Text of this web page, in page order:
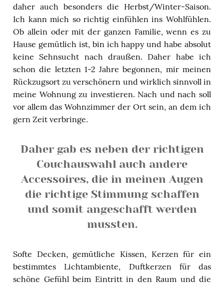
daher auch besonders die Herbst/Winter-Saison.
Ich kann mich so richtig einfühlen ins Wohlfühlen.
Ob allein oder mit der ganzen Familie, wenn es zu
Hause gemütlich ist, bin ich happy und habe absolut
keine Sehnsucht nach draußen. Daher habe ich
schon die letzten 1-2 Jahre begonnen, mir meinen
Rückzugsort zu verschönern und wirklich sinnvoll in
meine Wohnung zu investieren. Nach und nach soll
vor allem das Wohnzimmer der Ort sein, an dem ich
gern Zeit verbringe.
Daher gab es neben der richtigen
Couchauswahl auch andere
Accessoires, die in meinen Augen
die richtige Stimmung schaffen
und somit angeschafft werden
mussten.
Softe Decken, gemütliche Kissen, Kerzen für ein
bestimmtes Lichtambiente, Duftkerzen für das
schöne Gefühl beim Eintritt in den Raum und die